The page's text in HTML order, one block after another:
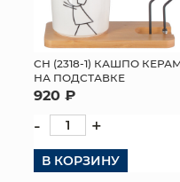
СН (2318-1) КАШПО
НА ПОДСТАВКЕ
920 ₽
- +
В КОРЗИНУ